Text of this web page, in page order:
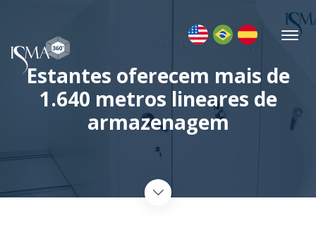
Estantes oferecem mais de
1.640 metros lineares de
armazenagem